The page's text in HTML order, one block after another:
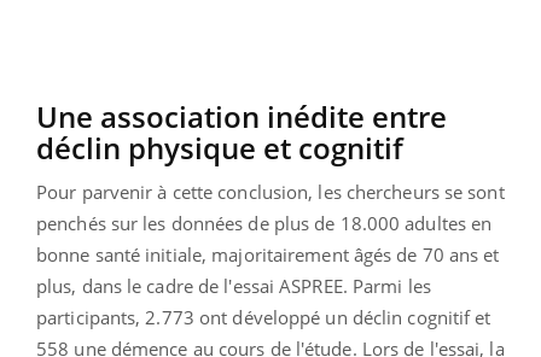
Une association inédite entre
déclin physique et cognitif
Pour parvenir à cette conclusion, les chercheurs se sont
penchés sur les données de plus de 18.000 adultes en
bonne santé initiale, majoritairement âgés de 70 ans et
plus, dans le cadre de l'essai ASPREE. Parmi les
participants, 2.773 ont développé un déclin cognitif et
558 une démence au cours de l'étude. Lors de l'essai, la